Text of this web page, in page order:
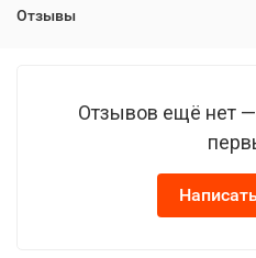
Отзывы
Отзывов ещё нет